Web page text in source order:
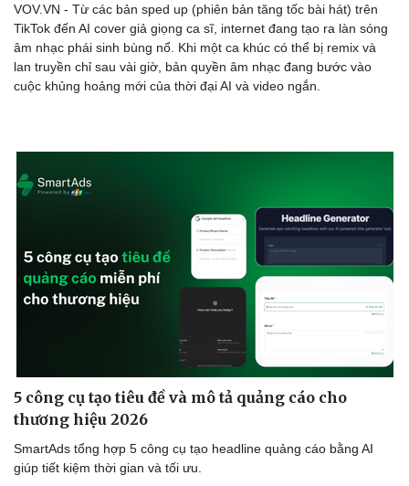
Sức khỏe
Dinh dưỡng - món ngon
Cây thuốc
Sản phụ khoa
Nhi khoa
Đời sống
Nhà đẹp
Tình yêu - Gia đình
VOV.VN - Từ các bản sped up (phiên bản tăng tốc bài hát) trên
TikTok đến AI cover giả giọng ca sĩ, internet đang tạo ra làn sóng
âm nhạc phái sinh bùng nổ. Khi một ca khúc có thể bị remix và
lan truyền chỉ sau vài giờ, bản quyền âm nhạc đang bước vào
cuộc khủng hoảng mới của thời đại AI và video ngắn.
5 công cụ tạo tiêu đề và mô tả quảng cáo cho
thương hiệu 2026
SmartAds tổng hợp 5 công cụ tạo headline quảng cáo bằng AI
giúp tiết kiệm thời gian và tối ưu.